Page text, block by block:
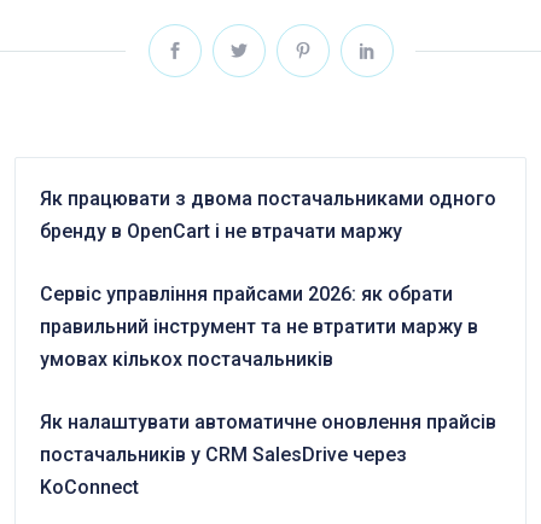
Як працювати з двома постачальниками одного
бренду в OpenCart і не втрачати маржу
Сервіс управління прайсами 2026: як обрати
правильний інструмент та не втратити маржу в
умовах кількох постачальників
Як налаштувати автоматичне оновлення прайсів
постачальників у CRM SalesDrive через
KoConnect